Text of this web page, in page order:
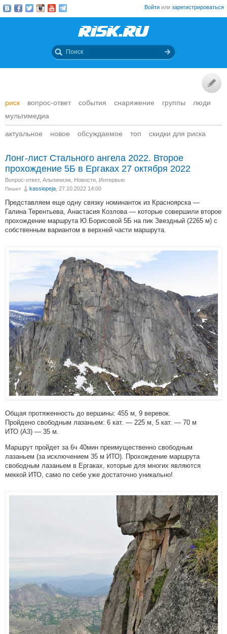
Войти или зарегистрироваться
риск вопрос-ответ события снаряжение группы
люди
мультимедиа
актуальное новое обсуждаемое топ скидки для риска
Лонг-лист Стального ангела 2022. Второе
прохождение 5Б в Ергаках 27 октября 2022
Вопрос-ответ, Альпинизм Новости Интервью
Пишет kassiopeja , 27.10.2022 14:00
Представляем еще одну связку номинанток из Красноярска —
Галина Терентьева, Анастасия Козлова — которые совершили второе
прохождение маршрута Ю.Борисовой 5Б на пик Звездный (2265 м) с
собственным вариантом в верхней части маршрута.
Общая протяженность до вершины: 455 м, 9 веревок.
Пройдено свободным лазаньем: 6 кат. — 225 м, 5 кат. — 70 м
ИТО (А3) — 35 м.
Маршрут пройдет за 6ч 40мин преимущественно свободным
лазаньем (за исключением 35 м ИТО). Прохождение маршрута
свободным лазаньем в Ергаках, которые для многих являются
меккой ИТО, само по себе уже достаточно уникально!